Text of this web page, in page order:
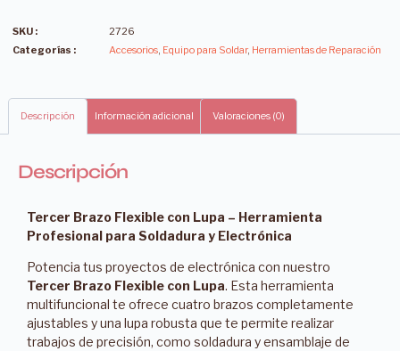
SKU :
2726
Categorías :
Accesorios, Equipo para Soldar, Herramientas de Reparación
Descripción Información adicional Valoraciones (0)
Descripción
Tercer Brazo Flexible con Lupa – Herramienta
Profesional para Soldadura y Electrónica
Potencia tus proyectos de electrónica con nuestro
Tercer Brazo Flexible con Lupa. Esta herramienta
multifuncional te ofrece cuatro brazos completamente
ajustables y una lupa robusta que te permite realizar
trabajos de precisión, como soldadura y ensamblaje de